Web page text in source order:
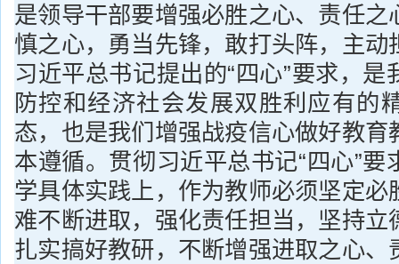
是领导干部要增强必胜之心、责任之
慎之心，勇当先锋，敢打头阵，主动
习近平总书记提出的“四心”要求，
防控和经济社会发展双胜利应有的
态，也是我们增强战疫信心做好教育
本遵循。贯彻习近平总书记“四心”要
学具体实践上，作为教师必须坚定必
难不断进取，强化责任担当，坚持立
扎实搞好教研，不断增强进取之心、